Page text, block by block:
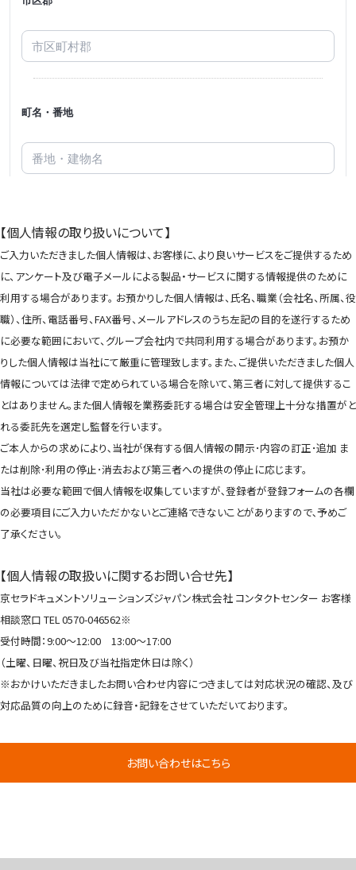
【個人情報の取り扱いについて】
ご入力いただきました個人情報は、お客様に、より良いサービスをご提供するため
に、アンケート及び電子メールによる製品・サービスに関する情報提供のために
利用する場合があります。 お預かりした個人情報は、氏名、職業（会社名、所属、役
職）、住所、電話番号、FAX番号、メールアドレスのうち左記の目的を遂行するため
に必要な範囲において、グループ会社内で共同利用する場合があります。お預か
りした個人情報は当社にて厳重に管理致します。また、ご提供いただきました個人
情報については法律で定められている場合を除いて､第三者に対して提供するこ
とはありません｡また個人情報を業務委託する場合は安全管理上十分な措置がと
れる委託先を選定し監督を行います。
ご本人からの求めにより､当社が保有する個人情報の開示･内容の訂正･追加 ま
たは削除･利用の停止･消去および第三者への提供の停止に応じます。
当社は必要な範囲で個人情報を収集していますが､登録者が登録フォームの各欄
の必要項目にご入力いただかないとご連絡できないことがありますので､予めご
了承ください。
【個人情報の取扱いに関するお問い合せ先】
京セラドキュメントソリューションズジャパン株式会社 コンタクトセンター お客様
相談窓口 TEL 0570-046562※
受付時間：9:00～12:00 13:00～17:00
（土曜、日曜、祝日及び当社指定休日は除く）
※おかけいただきましたお問い合わせ内容につきましては対応状況の確認、及び
対応品質の向上のために録音・記録をさせていただいております。
お問い合わせはこちら